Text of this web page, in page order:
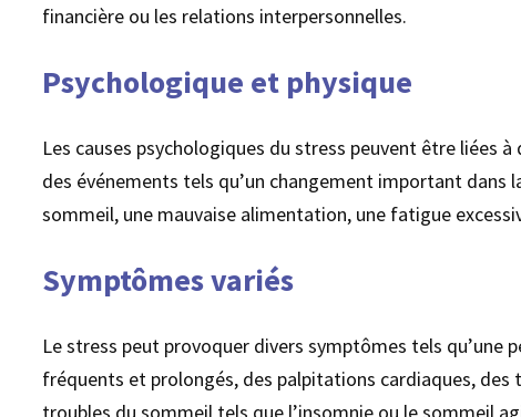
financière ou les relations interpersonnelles.
Psychologique et physique
Les causes psychologiques du stress peuvent être liées
des événements tels qu’un changement important dans
sommeil, une mauvaise alimentation, une fatigue
Symptômes variés
Le stress peut provoquer divers symptômes tels qu’une
fréquents et prolongés, des palpitations cardiaques,
troubles du sommeil tels que l’insomnie ou le sommeil